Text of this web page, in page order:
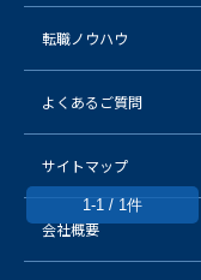
1-1 / 1件
転職ノウハウ
よくあるご質問
サイトマップ
会社概要